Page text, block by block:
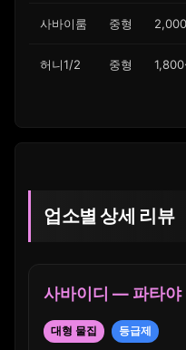
사바이룸 중형
허니1/2 중형
업소별 상세 리뷰
사바이디 — 파타야
대형 물집 등급제